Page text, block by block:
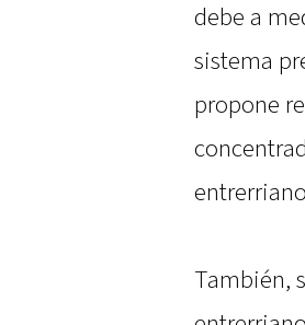
debe a
sistema
propone
También,